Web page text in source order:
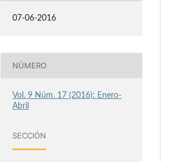
07-06-2016
NÚMERO
Vol. 9 Núm. 17 (2016): Enero-
Abril
SECCIÓN